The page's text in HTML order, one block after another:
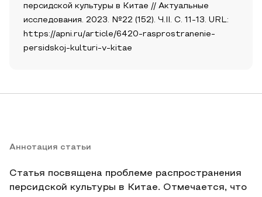
персидской культуры в Китае // Актуальные
исследования. 2023. №22 (152). Ч.II. С. 11-13. URL:
https://apni.ru/article/6420-rasprostranenie-
persidskoj-kulturi-v-kitae
Аннотация статьи
Статья посвящена проблеме распространения
персидской культуры в Китае. Отмечается, что